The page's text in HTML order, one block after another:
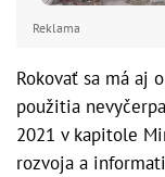
Reklama
Rokovať sa má aj
použitia
2021 v kapitole
rozvoja a